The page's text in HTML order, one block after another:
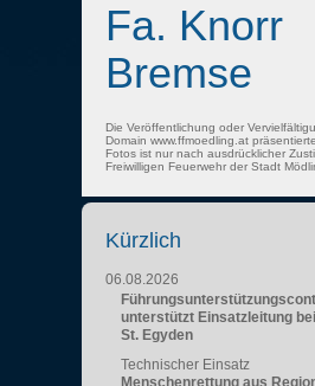
Fa. Knorr
Bremse
Die Veröffentlichung oder
Domain www.ffmoedling.at
Fotos ist nur nach ausdrücklicher
Freiwilligen Feuerwehr der Stadt
Kürzlich
06.08.2026
unterstützt Einsatzleitung
St. Egyden
Technischer Einsatz
Menschenrettung aus